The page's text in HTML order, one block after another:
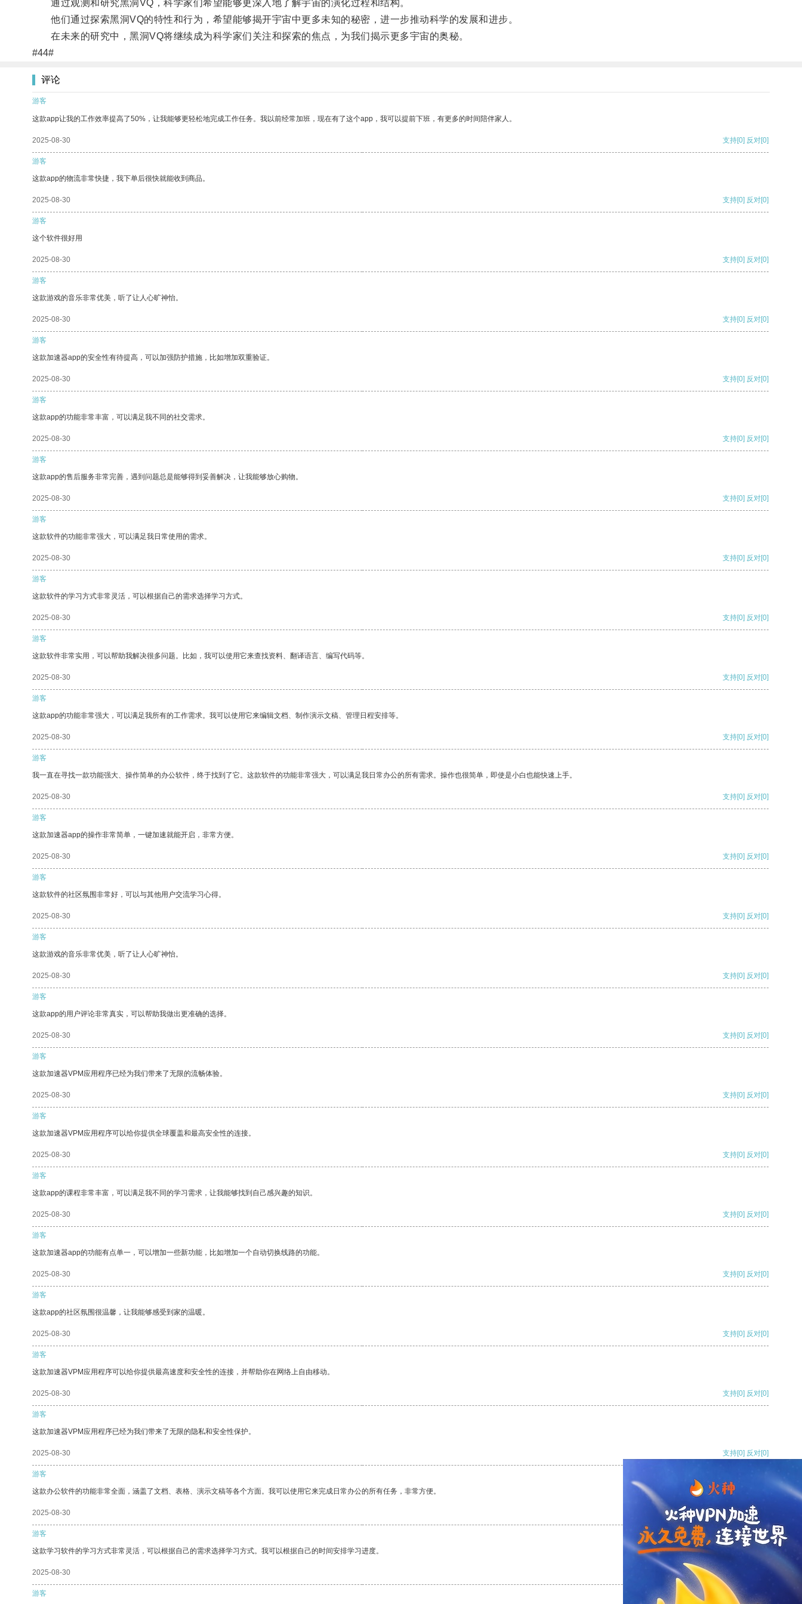
通过观测和研究黑洞VQ，科学家们希望能够更深入地了解宇宙的演化过程和结构。
他们通过探索黑洞VQ的特性和行为，希望能够揭开宇宙中更多未知的秘密，进一步推动科学的发展和进步。
在未来的研究中，黑洞VQ将继续成为科学家们关注和探索的焦点，为我们揭示更多宇宙的奥秘。
#44#
评论
游客
这款app让我的工作效率提高了50%，让我能够更轻松地完成工作任务。我以前经常加班，现在有了这个app，我可以提前下班，有更多的时间陪伴家人。
2025-08-30 支持[0] 反对[0]
游客
这款app的物流非常快捷，我下单后很快就能收到商品。
2025-08-30 支持[0] 反对[0]
游客
这个软件很好用
2025-08-30 支持[0] 反对[0]
游客
这款游戏的音乐非常优美，听了让人心旷神怡。
2025-08-30 支持[0] 反对[0]
游客
这款加速器app的安全性有待提高，可以加强防护措施，比如增加双重验证。
2025-08-30 支持[0] 反对[0]
游客
这款app的功能非常丰富，可以满足我不同的社交需求。
2025-08-30 支持[0] 反对[0]
游客
这款app的售后服务非常完善，遇到问题总是能够得到妥善解决，让我能够放心购物。
2025-08-30 支持[0] 反对[0]
游客
这款软件的功能非常强大，可以满足我日常使用的需求。
2025-08-30 支持[0] 反对[0]
游客
这款软件的学习方式非常灵活，可以根据自己的需求选择学习方式。
2025-08-30 支持[0] 反对[0]
游客
这款软件非常实用，可以帮助我解决很多问题。比如，我可以使用它来查找资料、翻译语言、编写代码等。
2025-08-30 支持[0] 反对[0]
游客
这款app的功能非常强大，可以满足我所有的工作需求。我可以使用它来编辑文档、制作演示文稿、管理日程安排等。
2025-08-30 支持[0] 反对[0]
游客
我一直在寻找一款功能强大、操作简单的办公软件，终于找到了它。这款软件的功能非常强大，可以满足我日常办公的所有需求。操作也很简单，即使是小白也能快速上手。
2025-08-30 支持[0] 反对[0]
游客
这款加速器app的操作非常简单，一键加速就能开启，非常方便。
2025-08-30 支持[0] 反对[0]
游客
这款软件的社区氛围非常好，可以与其他用户交流学习心得。
2025-08-30 支持[0] 反对[0]
游客
这款游戏的音乐非常优美，听了让人心旷神怡。
2025-08-30 支持[0] 反对[0]
游客
这款app的用户评论非常真实，可以帮助我做出更准确的选择。
2025-08-30 支持[0] 反对[0]
游客
这款加速器VPM应用程序已经为我们带来了无限的流畅体验。
2025-08-30 支持[0] 反对[0]
游客
这款加速器VPM应用程序可以给你提供全球覆盖和最高安全性的连接。
2025-08-30 支持[0] 反对[0]
游客
这款app的课程非常丰富，可以满足我不同的学习需求，让我能够找到自己感兴趣的知识。
2025-08-30 支持[0] 反对[0]
游客
这款加速器app的功能有点单一，可以增加一些新功能，比如增加一个自动切换线路的功能。
2025-08-30 支持[0] 反对[0]
游客
这款app的社区氛围很温馨，让我能够感受到家的温暖。
2025-08-30 支持[0] 反对[0]
游客
这款加速器VPM应用程序可以给你提供最高速度和安全性的连接，并帮助你在网络上自由移动。
2025-08-30 支持[0] 反对[0]
游客
这款加速器VPM应用程序已经为我们带来了无限的隐私和安全性保护。
2025-08-30 支持[0] 反对[0]
游客
这款办公软件的功能非常全面，涵盖了文档、表格、演示文稿等各个方面。我可以使用它来完成日常办公的所有任务，非常方便。
2025-08-30 支持[0] 反对
游客
这款学习软件的学习方式非常灵活，可以根据自己的需求选择学习方式。我可以根据自己的时间安排学习进度。
2025-08-30 支持
游客